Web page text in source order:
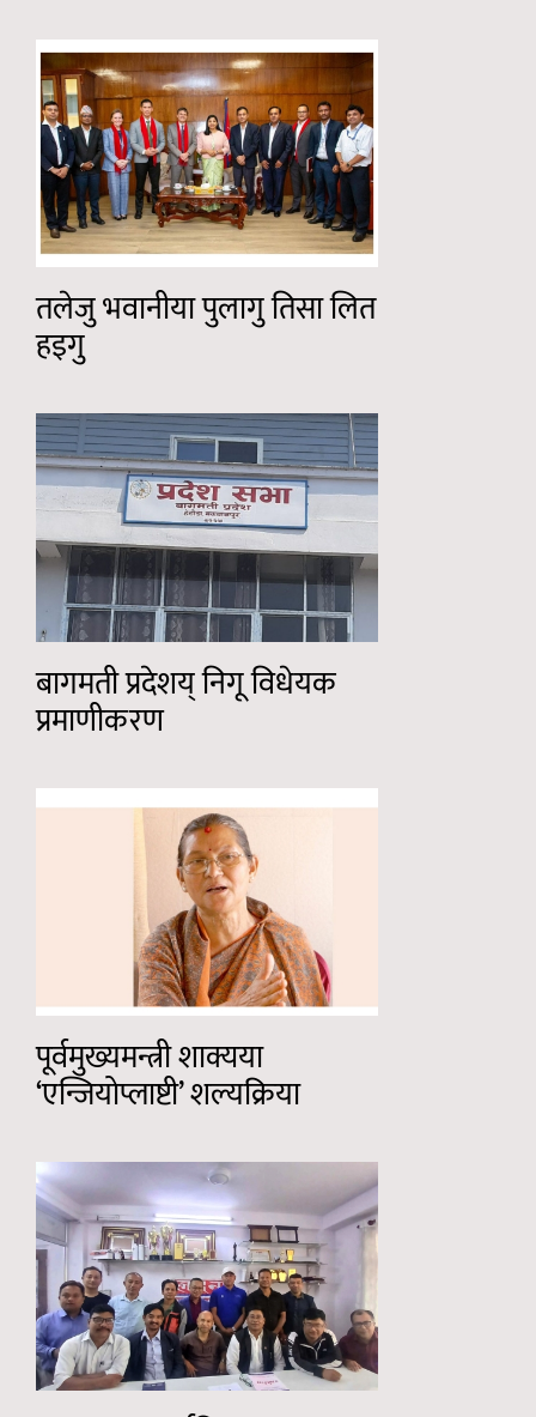
तलेजु भवानीया पुलागु तिसा लित
हइगु
बागमती प्रदेशय् निगू विधेयक
प्रमाणीकरण
पूर्वमुख्यमन्त्री शाक्यया
‘एन्जियोप्लाष्टी’ शल्यक्रिया